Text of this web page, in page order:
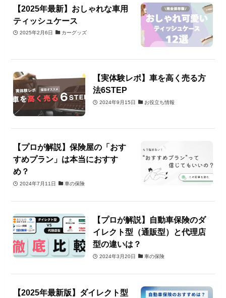
【2025年最新】おしゃれな車用
ティッシュケース
2025年2月6日 カーグッズ
【実体験レポ】車を高く売る方
法6STEP
2024年9月15日 お役立ち情報
【プロが解説】保険屋の「おす
すめプラン」は本当におすす
め？
2024年7月11日 車の保険
【プロが解説】自動車保険のダ
イレクト型（通販型）と代理店
型の違いは？
2024年3月20日 車の保険
【2025年最新版】ダイレクト型